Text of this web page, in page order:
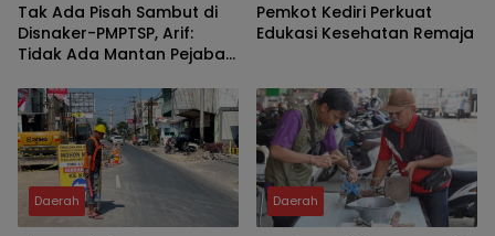
Tak Ada Pisah Sambut di
Disnaker-PMPTSP, Arif:
Tidak Ada Mantan Pejabat,
Pemkot Kediri Perkuat
Edukasi Kesehatan Remaja
Daerah Daerah